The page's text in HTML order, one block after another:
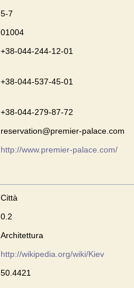
5-7
01004
+38-044-244-12-01
+38-044-537-45-01
+38-044-279-87-72
reservation@premier-palace.com
http://www.premier-palace.com/
Città
0.2
Architettura
http://wikipedia.org/wiki/Kiev
50.4421